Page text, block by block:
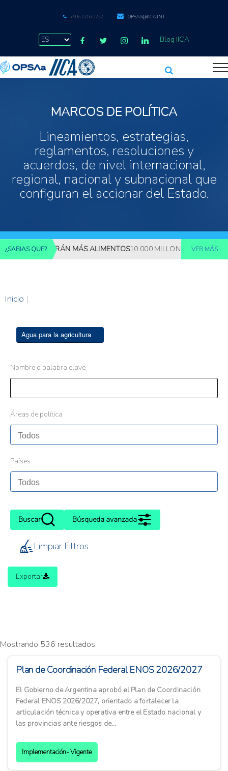
+506 2216 0222 OPSAA@IICA.INT
Blog IICA
MARCOS DE POLÍTICA
Lineamientos, estrategias,
reglamentos, resoluciones y
acuerdos, de nivel internacional,
regional, nacional y subnacional que
configuran el accionar del Estado.
¿SABIAS QUE?
REQUERIRÁN MÁS ALIMENTOS10.000 MILLONES DE PERSONAS
VER MÁS
Inicio |
Agua para la agricultura
Nombre o palabra clave
Áreas de política
Países
Buscar Búsqueda avanzada
Limpiar Filtros
Exportar
Mostrando 536 resultados
Plan de Coordinación Federal ENOS 2026/2027
El Gobierno de Argentina aprobó el Plan de Coordinación
Federal ENOS 2026/2027, orientado a fortalecer la
articulación técnica y operativa entre el Estado nacional y
las provincias ante riesgos de...
Implementación- Vigente